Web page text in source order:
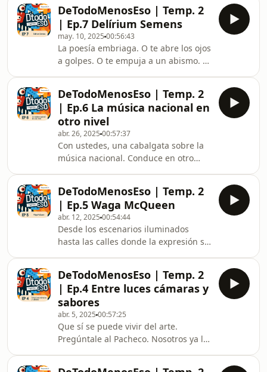
contemporáneo.Dentro del Cubo en el
@cclaesquinacumbaya Una
producción d
primer episodio con &quot;La
respuesta es el amor&quot;, junto a
Karen Schulze y sus dos hijas, en una
charla sobre creación, familia,
emociones y la fuerza invisible que
mueve todo proceso creativo.Un
episodio para escuchar despacio. ✨
Un producto de Detodomenoseso y
DeTodoMenosEso | Temp. 2
| Ep.7 Delírium Semens
may. 10, 2025 00:56:43
La poesía embriaga. O te abre los ojos
a golpes. O te empuja a un abismo. Lo
viaje?
DeTodoMenosEso | Temp. 2
| Ep.6 La música nacional en
otro nivel
abr. 26, 2025 00:57:37
Con ustedes, una cabalgata sobre la
música nacional. Conduce en otro
DeTodoMenosEso | Temp. 2
| Ep.5 Waga McQueen
abr. 12, 2025 00:54:44
Desde los escenarios iluminados
hasta las calles donde la expresión se
universo propio, vibrante y
provocador.
DeTodoMenosEso | Temp. 2
| Ep.4 Entre luces cámaras y
sabores
abr. 5, 2025 00:57:25
Que sí se puede vivir del arte.
Pregúntale al Pacheco. Nosotros ya lo